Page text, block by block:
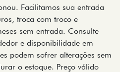
Facilitamos sua entrada
troca com troco e
sem entrada. Consulte
e disponibilidade em
podem sofrer alterações sem
o estoque. Preço válido